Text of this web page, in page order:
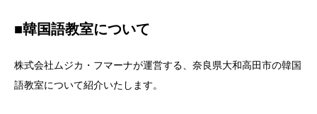
■韓国語教室について
株式会社ムジカ・フマーナが運営する、奈良県大和高田市の韓国
語教室について紹介いたします。